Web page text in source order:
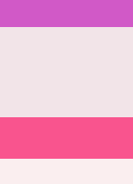
to